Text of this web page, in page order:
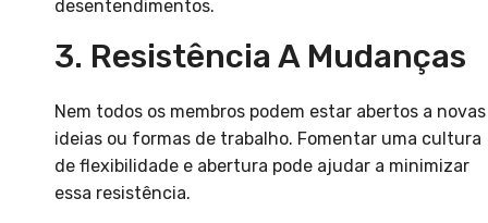
desentendimentos.
3. Resistência A Mudanças
Nem todos os membros podem estar abertos a novas
ideias ou formas de trabalho. Fomentar uma cultura
de flexibilidade e abertura pode ajudar a minimizar
essa resistência.